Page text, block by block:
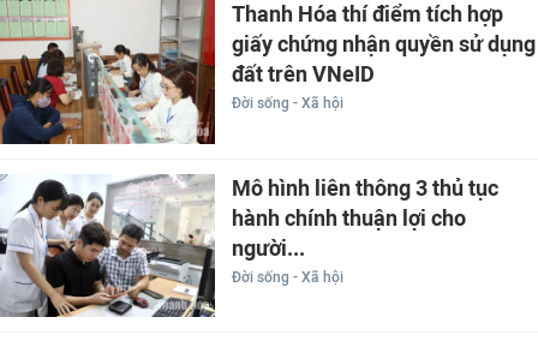
Thanh Hóa thí điểm tích hợp
giấy chứng nhận quyền sử dụng
đất trên VNeID
Đời sống - Xã hội
Mô hình liên thông 3 thủ tục
hành chính thuận lợi cho
người...
Đời sống - Xã hội